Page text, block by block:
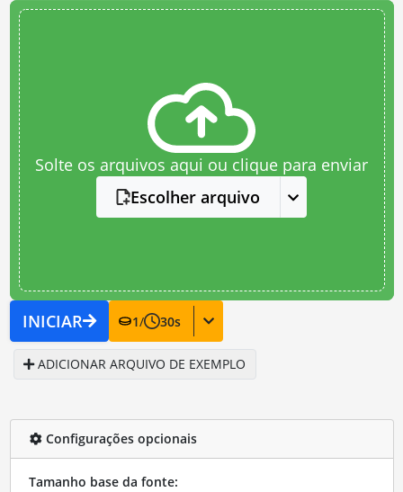
Solte os arquivos aqui ou clique para enviar
Escolher arquivo
INICIAR 1/ 30s
ADICIONAR ARQUIVO DE EXEMPLO
Configurações opcionais
Tamanho base da fonte: